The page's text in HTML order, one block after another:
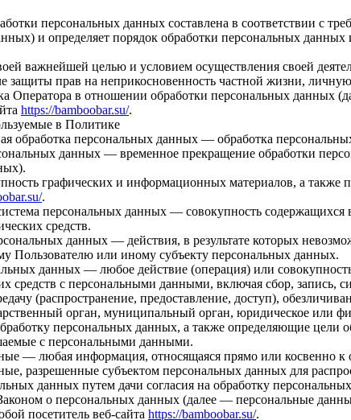
персональных данных составлена в соответствии с
и определяет порядок обработки персональных
важнейшей целью и условием осуществления своей
защиты прав на неприкосновенность частной жизни,
Оператора в отношении обработки персональных данных
https://bamboobar.su/.
в Политике
обработка персональных данных — обработка
данных — временное прекращение обработки
графических и информационных материалов, а
.
персональных данных — совокупность
средств.
данных — действия, в результате которых
Пользователю или иному субъекту персональных данных.
данных — любое действие (операция) или
средств с персональными данными, включая сбор, запись,
(распространение, предоставление, доступ),
орган, муниципальный орган, юридическое или
персональных данных, а также определяющие цели
с персональными данными.
— любая информация, относящаяся прямо или косвенно к
разрешенные субъектом персональных данных для
данных путем дачи согласия на обработку
о персональных данных (далее — персональные
посетитель веб-сайта https://bamboobar.su/.